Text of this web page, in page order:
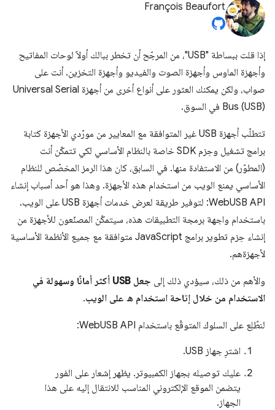
François Beaufort
إذا قلت ببساطة "USB"، من المرجّح أن تخطر ببالك أولاً لوحات المفاتيح
وأجهزة الماوس وأجهزة الصوت والفيديو وأجهزة التخزين. أنت على
صواب، ولكن يمكنك العثور على أنواع أخرى من أجهزة Universal Serial
Bus (USB) في السوق.
تتطلّب أجهزة USB غير المتوافقة مع المعايير من مورّدي الأجهزة كتابة
برامج تشغيل وحِزم SDK خاصة بالنظام الأساسي لكي تتمكّن أنت
(المطوّر) من الاستفادة منها. في السابق، كان هذا الرمز المخصّص للنظام
الأساسي يمنع الويب من استخدام هذه الأجهزة. وهذا هو أحد أسباب إنشاء
WebUSB API: لتوفير طريقة لعرض خدمات أجهزة USB على الويب.
باستخدام واجهة برمجة التطبيقات هذه، سيتمكّن المصنّعون للأجهزة من
إنشاء حِزم تطوير برامج JavaScript متوافقة مع جميع الأنظمة الأساسية
لأجهزةهم.
والأهم من ذلك، سيؤدي ذلك إلى
جعل USB أكثر أمانًا وسهولة في
الاستخدام من خلال إتاحة استخدام ه على الويب.
لنطّلِع على السلوك المتوقّع باستخدام WebUSB API:
اشترِ جهاز USB.
عليك توصيله بجهاز الكمبيوتر. يظهر إشعار على الفور
يتضمن الموقع الإلكتروني المناسب للانتقال إليه على هذا
الجهاز.